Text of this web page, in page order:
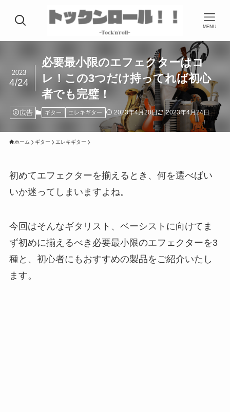
MENU
必要最小限のエフェクターはコ
レ！この3つだけ持ってれば初心
者でも完璧！
2023
4/24
広告 ギター エレキギター 2023年4月20日 2023年4月24日
ホーム ギター エレキギター
初めてエフェクターを揃えるとき、何を選べばい
いか迷ってしまいますよね。
今回はそんなギタリスト、ベーシストに向けてま
ず初めに揃えるべき必要最小限のエフェクターを3
種と、初心者にもおすすめの製品をご紹介いたし
ます。